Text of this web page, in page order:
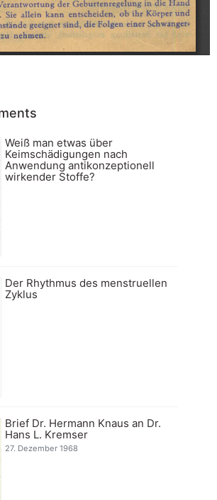
Weiß man etwas über
Keimschädigungen nach
Anwendung antikonzeptionell
wirkender Stoffe?
Der Rhythmus des menstruellen
Zyklus
Brief Dr. Hermann Knaus an Dr.
Hans L. Kremser
27. Dezember 1968